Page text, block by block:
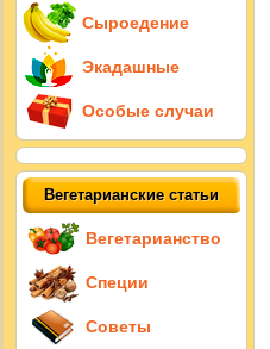
Сыроедение
Экадашные
Особые случаи
Вегетарианские статьи
Вегетарианство
Специи
Советы